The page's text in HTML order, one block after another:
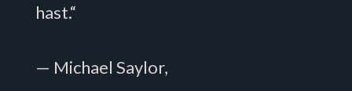
hast.“
— Michael Saylor,